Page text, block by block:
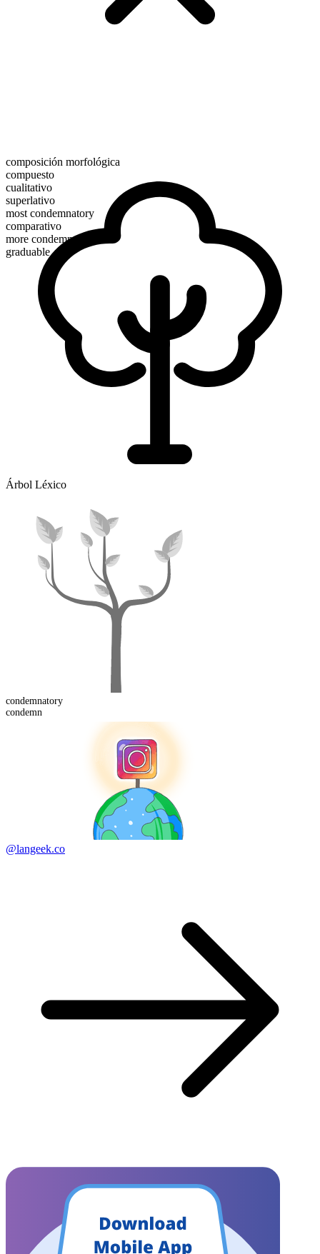
composición morfológica
compuesto
cualitativo
superlativo
most condemnatory
comparativo
more condemnatory
graduable
Árbol Léxico
condemnatory
condemn
@langeek.co